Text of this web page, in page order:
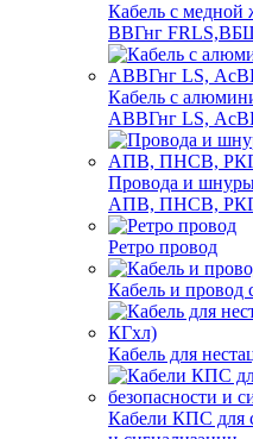
Кабель с
ВВГнг
Кабель с
АВВГнг LS,
Провода и
АПВ, ПНСВ,
Ретро провод
Кабель и провод
Кабель для
Кабели КПС для